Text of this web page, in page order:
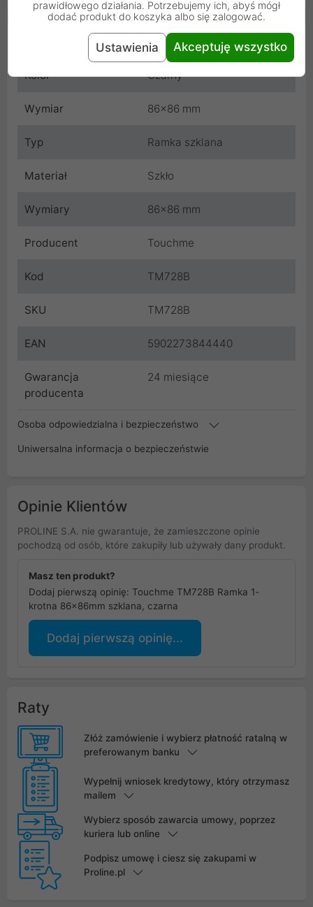
Cechy produktu
Kolor Czarny
Wymiar 86x86 mm
Typ Ramka szklana
Materiał Szkło
Wymiary 86x86 mm
Producent Touchme
Kod TM728B
SKU TM728B
EAN 5902273844440
Gwarancja
producenta
24 miesiące
Osoba odpowiedzialna i bezpieczeństwo
Uniwersalna informacja o bezpieczeństwie
Opinie Klientów
PROLINE S.A. nie gwarantuje, że zamieszczone opinie
pochodzą od osób, które zakupiły lub używały dany produkt.
Masz ten produkt?
Dodaj pierwszą opinię: Touchme TM728B Ramka 1-
krotna 86x86mm szklana, czarna
Dodaj pierwszą opinię...
Raty
Złóż zamówienie i wybierz płatność ratalną w
preferowanym banku
Wypełnij wniosek kredytowy, który otrzymasz
mailem
Wybierz sposób zawarcia umowy, poprzez
kuriera lub online
Podpisz umowę i ciesz się zakupami w
Proline.pl
prawidłowego działania. Potrzebujemy ich, abyś mógł
dodać produkt do koszyka albo się zalogować.
Ustawienia Akceptuję wszystko